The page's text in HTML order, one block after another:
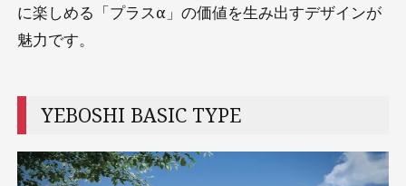
に楽しめる「プラスα」の価値を生み出すデザインが
魅力です。
YEBOSHI BASIC TYPE